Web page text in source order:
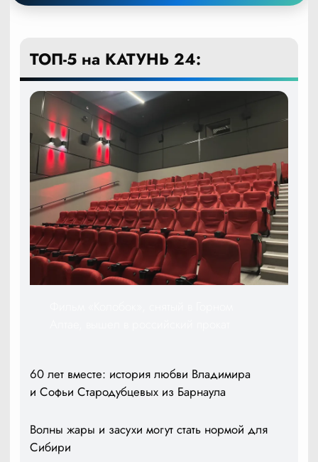
ТОП-5 на КАТУНЬ 24:
60 лет вместе: история любви Владимира
и Софьи Стародубцевых из Барнаула
Волны жары и засухи могут стать нормой для
Сибири